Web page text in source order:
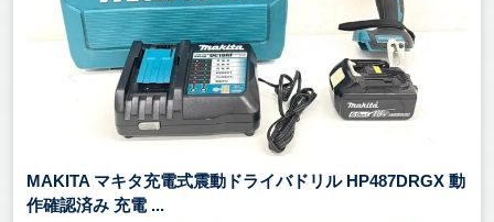
MAKITA マキタ充電式震動ドライバドリル HP487DRGX 動
作確認済み 充電 ...